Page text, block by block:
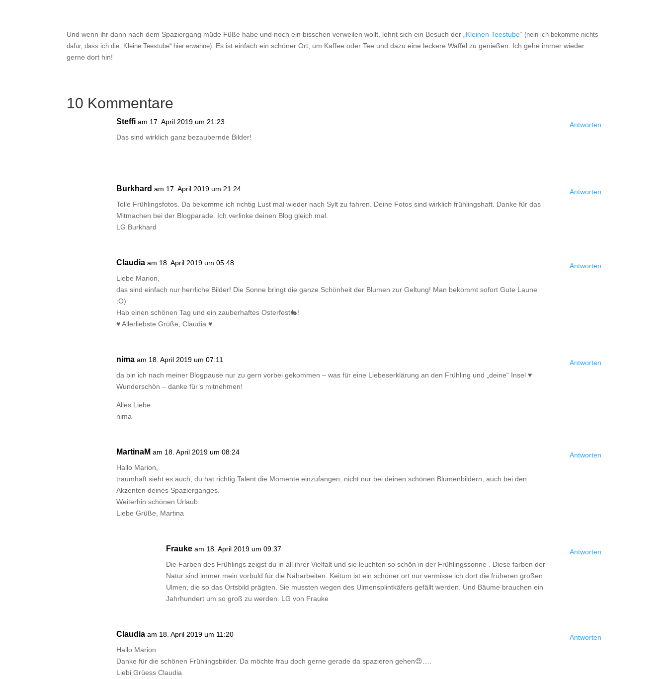
Und wenn ihr dann nach dem Spaziergang müde Füße habe und noch ein bisschen verweilen wollt, lohnt sich ein Besuch der „ Kleinen Teestube“(nein ich bekomme nichts
dafür, dass ich die „Kleine Teestube“ hier erwähne) . Es ist einfach ein schöner Ort, um Kaffee oder Tee und dazu eine leckere Waffel zu genießen. Ich gehe immer wieder
gerne dort hin!
10 Kommentare
Steffi am 17. April 2019 um 21:23
Das sind wirklich ganz bezaubernde Bilder!
Antworten
Burkhard am 17. April 2019 um 21:24
Tolle Frühlingsfotos. Da bekomme ich richtig Lust mal wieder nach Sylt zu fahren. Deine Fotos sind wirklich frühlingshaft. Danke für das
Mitmachen bei der Blogparade. Ich verlinke deinen Blog gleich mal.
LG Burkhard
Antworten
Claudia am 18. April 2019 um 05:48
Liebe Marion,
das sind einfach nur herrliche Bilder! Die Sonne bringt die ganze Schönheit der Blumen zur Geltung! Man bekommt sofort Gute Laune
:O)
Hab einen schönen Tag und ein zauberhaftes Osterfest🐇!
♥ Allerliebste Grüße, Claudia ♥
Antworten
nima am 18. April 2019 um 07:11
da bin ich nach meiner Blogpause nur zu gern vorbei gekommen – was für eine Liebeserklärung an den Frühling und „deine“ Insel ♥
Wunderschön – danke für’s mitnehmen!
Alles Liebe
nima
Antworten
MartinaM am 18. April 2019 um 08:24
Hallo Marion,
traumhaft sieht es auch, du hat richtig Talent die Momente einzufangen, nicht nur bei deinen schönen Blumenbildern, auch bei den
Akzenten deines Spazierganges.
Weiterhin schönen Urlaub.
Liebe Grüße, Martina
Antworten
Frauke am 18. April 2019 um 09:37
Die Farben des Frühlings zeigst du in all ihrer Vielfalt und sie leuchten so schön in der Frühlingssonne . Diese farben der
Natur sind immer mein vorbuld für die Näharbeiten. Keitum ist ein schöner ort nur vermisse ich dort die früheren großen
Ulmen, die so das Ortsbild prägten. Sie mussten wegen des Ulmensplintkäfers gefällt werden. Und Bäume brauchen ein
Jahrhundert um so groß zu werden. LG von Frauke
Antworten
Claudia am 18. April 2019 um 11:20
Hallo Marion
Danke für die schönen Frühlingsbilder. Da möchte frau doch gerne gerade da spazieren gehen😍….
Liebi Grüess Claudia
Antworten